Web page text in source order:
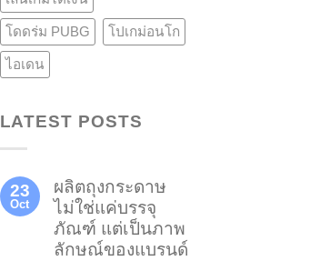
โดดร่ม PUBG โปเกม่อนโก
ไอเดน
LATEST POSTS
23
Oct
ผลิตถุงกระดาษ
ไม่ใช่แค่บรรจุ
ภัณฑ์ แต่เป็นภาพ
ลักษณ์ของแบรนด์